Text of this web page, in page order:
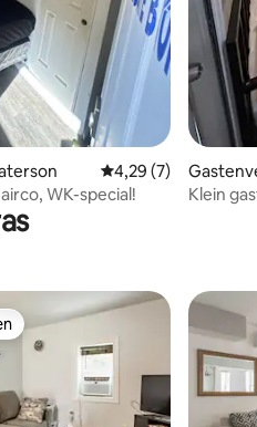
Gemiddelde
4,29 (7)
WK-special!
Klein